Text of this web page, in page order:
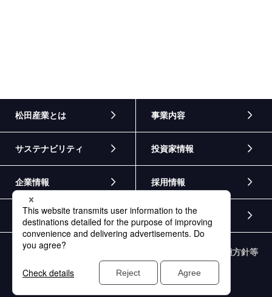
松田産業とは 事業内容
サステナビリティ 投資家情報
企業情報 採用情報
ニュース お問い合わせ
個人情報保護方針
各種方針等
外部通報窓口
サイトマップ